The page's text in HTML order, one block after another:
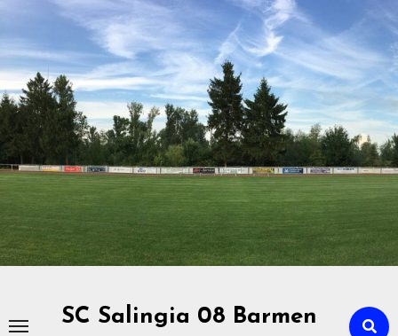
Zu
Inhalten
springen
SC Salingia 08 Barmen